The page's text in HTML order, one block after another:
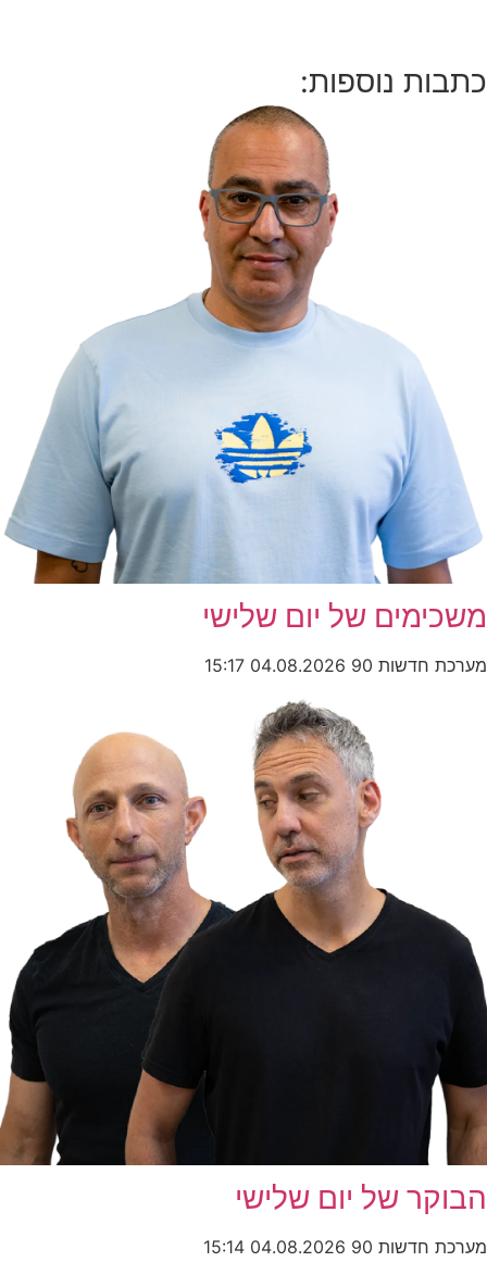
כתבות נוספות:
משכימים של יום שלישי
מערכת חדשות 90 04.08.2026
15:17
הבוקר של יום שלישי
מערכת חדשות 90 04.08.2026
15:14